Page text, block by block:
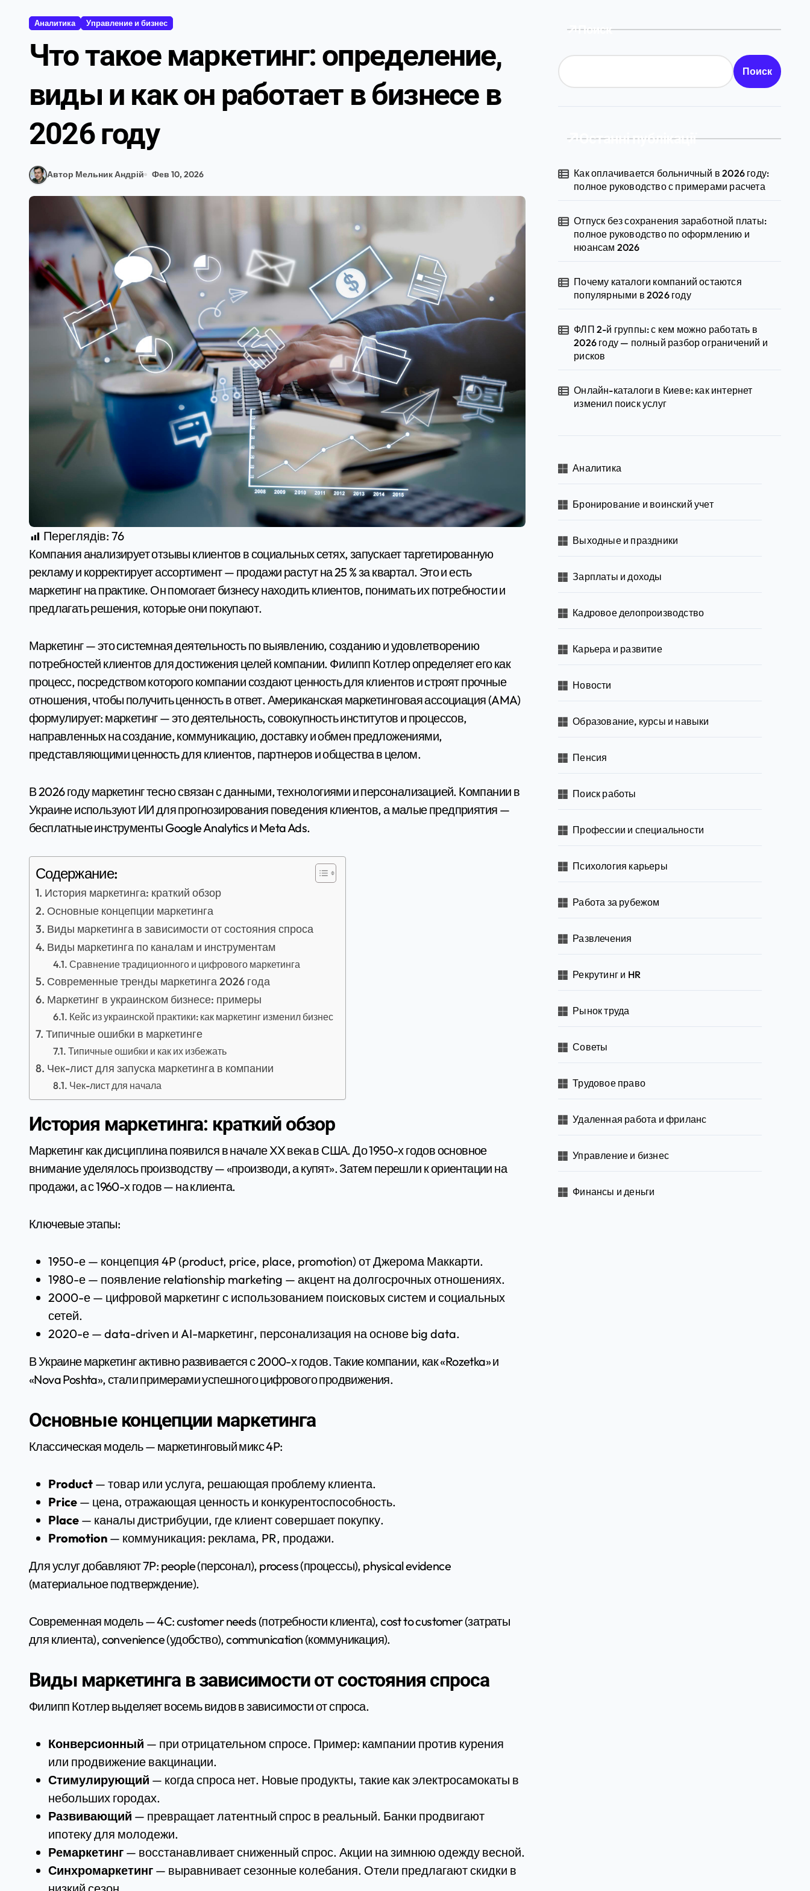
Аналитика Управление и бизнес
Что такое маркетинг: определение,
виды и как он работает в бизнесе в
2026 году
Автор Мельник Андрій Фев 10, 2026
Переглядів: 76
Компания анализирует отзывы клиентов в социальных сетях, запускает таргетированную
рекламу и корректирует ассортимент — продажи растут на 25 % за квартал. Это и есть
маркетинг на практике. Он помогает бизнесу находить клиентов, понимать их потребности и
предлагать решения, которые они покупают.
Маркетинг — это системная деятельность по выявлению, созданию и удовлетворению
потребностей клиентов для достижения целей компании. Филипп Котлер определяет его как
процесс, посредством которого компании создают ценность для клиентов и строят прочные
отношения, чтобы получить ценность в ответ. Американская маркетинговая ассоциация (AMA)
формулирует: маркетинг — это деятельность, совокупность институтов и процессов,
направленных на создание, коммуникацию, доставку и обмен предложениями,
представляющими ценность для клиентов, партнеров и общества в целом.
В 2026 году маркетинг тесно связан с данными, технологиями и персонализацией. Компании в
Украине используют ИИ для прогнозирования поведения клиентов, а малые предприятия —
бесплатные инструменты Google Analytics и Meta Ads.
Содержание:
История маркетинга: краткий обзор
Основные концепции маркетинга
Виды маркетинга в зависимости от состояния спроса
Виды маркетинга по каналам и инструментам
Сравнение традиционного и цифрового маркетинга
Современные тренды маркетинга 2026 года
Маркетинг в украинском бизнесе: примеры
Кейс из украинской практики: как маркетинг изменил бизнес
Типичные ошибки в маркетинге
Типичные ошибки и как их избежать
Чек-лист для запуска маркетинга в компании
Чек-лист для начала
История маркетинга: краткий обзор
Маркетинг как дисциплина появился в начале XX века в США. До 1950-х годов основное
внимание уделялось производству — «производи, а купят». Затем перешли к ориентации на
продажи, а с 1960-х годов — на клиента.
Ключевые этапы:
1950-е — концепция 4P (product, price, place, promotion) от Джерома Маккарти.
1980-е — появление relationship marketing — акцент на долгосрочных отношениях.
2000-е — цифровой маркетинг с использованием поисковых систем и социальных
сетей.
2020-е — data-driven и AI-маркетинг, персонализация на основе big data.
В Украине маркетинг активно развивается с 2000-х годов. Такие компании, как «Rozetka» и
«Nova Poshta», стали примерами успешного цифрового продвижения.
Основные концепции маркетинга
Классическая модель — маркетинговый микс 4P:
Product — товар или услуга, решающая проблему клиента.
Price — цена, отражающая ценность и конкурентоспособность.
Place — каналы дистрибуции, где клиент совершает покупку.
Promotion — коммуникация: реклама, PR, продажи.
Для услуг добавляют 7P: people (персонал), process (процессы), physical evidence
(материальное подтверждение).
Современная модель — 4C: customer needs (потребности клиента), cost to customer (затраты
для клиента), convenience (удобство), communication (коммуникация).
Виды маркетинга в зависимости от состояния спроса
Филипп Котлер выделяет восемь видов в зависимости от спроса.
Конверсионный — при отрицательном спросе. Пример: кампании против курения
или продвижение вакцинации.
Стимулирующий — когда спроса нет. Новые продукты, такие как электросамокаты в
небольших городах.
Развивающий — превращает латентный спрос в реальный. Банки продвигают
ипотеку для молодежи.
Ремаркетинг — восстанавливает сниженный спрос. Акции на зимнюю одежду весной.
Синхромаркетинг — выравнивает сезонные колебания. Отели предлагают скидки в
Поиск
Поиск
Останні публікації
Как оплачивается больничный в 2026 году:
полное руководство с примерами расчета
Отпуск без сохранения заработной платы:
полное руководство по оформлению и
нюансам 2026
Почему каталоги компаний остаются
популярными в 2026 году
ФЛП 2-й группы: с кем можно работать в
2026 году — полный разбор ограничений и
рисков
Онлайн-каталоги в Киеве: как интернет
изменил поиск услуг
Аналитика
Бронирование и воинский учет
Выходные и праздники
Зарплаты и доходы
Кадровое делопроизводство
Карьера и развитие
Новости
Образование, курсы и навыки
Пенсия
Поиск работы
Профессии и специальности
Психология карьеры
Работа за рубежом
Развлечения
Рекрутинг и HR
Рынок труда
Советы
Трудовое право
Удаленная работа и фриланс
Управление и бизнес
Финансы и деньги